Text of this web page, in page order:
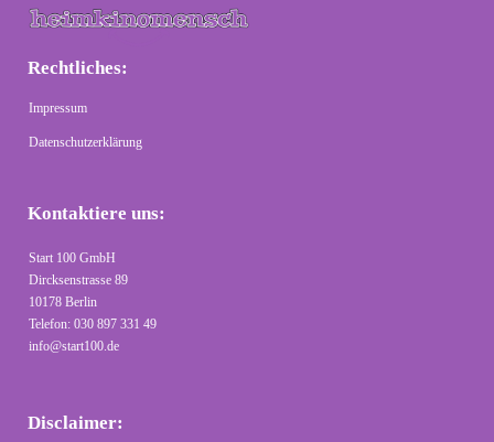
Rechtliches:
Impressum
Datenschutzerklärung
Kontaktiere uns:
Start 100 GmbH
Dircksenstrasse 89
10178 Berlin
Telefon: 030 897 331 49
info@start100.de
Disclaimer: